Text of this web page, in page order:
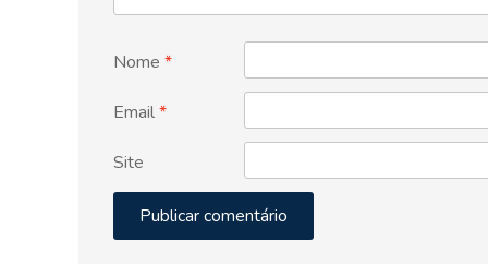
Nome *
Email*
Site